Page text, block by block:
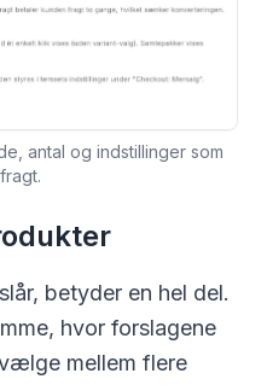
antal og indstillinger som
betyder en hel del.
hvor forslagene
mellem flere